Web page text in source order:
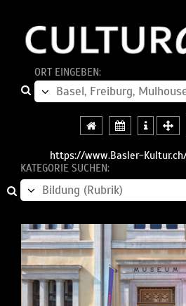
ORT EINGEBEN:
https://www.Basler-
KATEGORIE SUCHEN: